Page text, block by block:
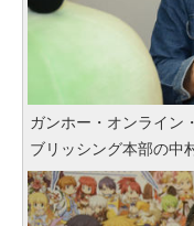
ガンホー・オンライ
ブリッシング本部の中